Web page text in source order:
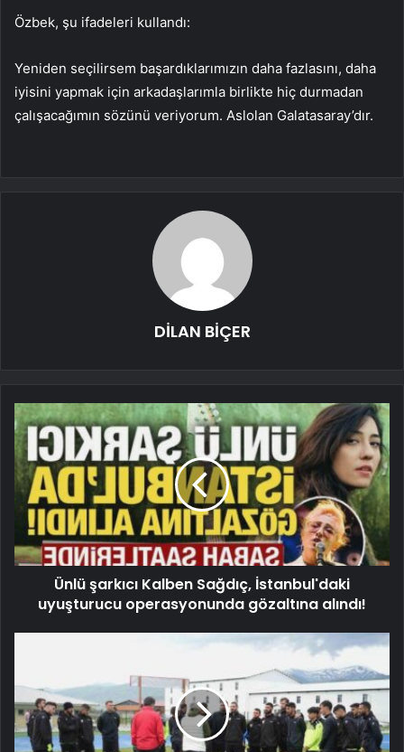
Özbek, şu ifadeleri kullandı:
Yeniden seçilirsem başardıklarımızın daha fazlasını, daha
iyisini yapmak için arkadaşlarımla birlikte hiç durmadan
çalışacağımın sözünü veriyorum. Aslolan Galatasaray’dır.
DİLAN BİÇER
Ünlü şarkıcı Kalben Sağdıç, İstanbul'daki
uyuşturucu operasyonunda gözaltına alındı!